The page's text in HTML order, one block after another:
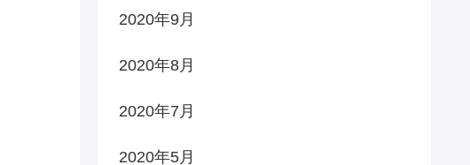
2020年9月
2020年8月
2020年7月
2020年5月